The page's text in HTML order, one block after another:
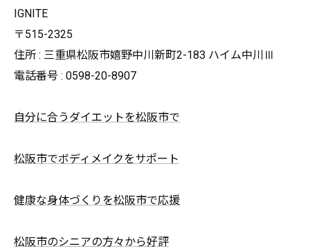
IGNITE
〒515-2325
住所 : 三重県松阪市嬉野中川新町2-183 ハイム中川Ⅲ
電話番号 : 0598-20-8907
自分に合うダイエットを松阪市で
松阪市でボディメイクをサポート
健康な身体づくりを松阪市で応援
松阪市のシニアの方々から好評